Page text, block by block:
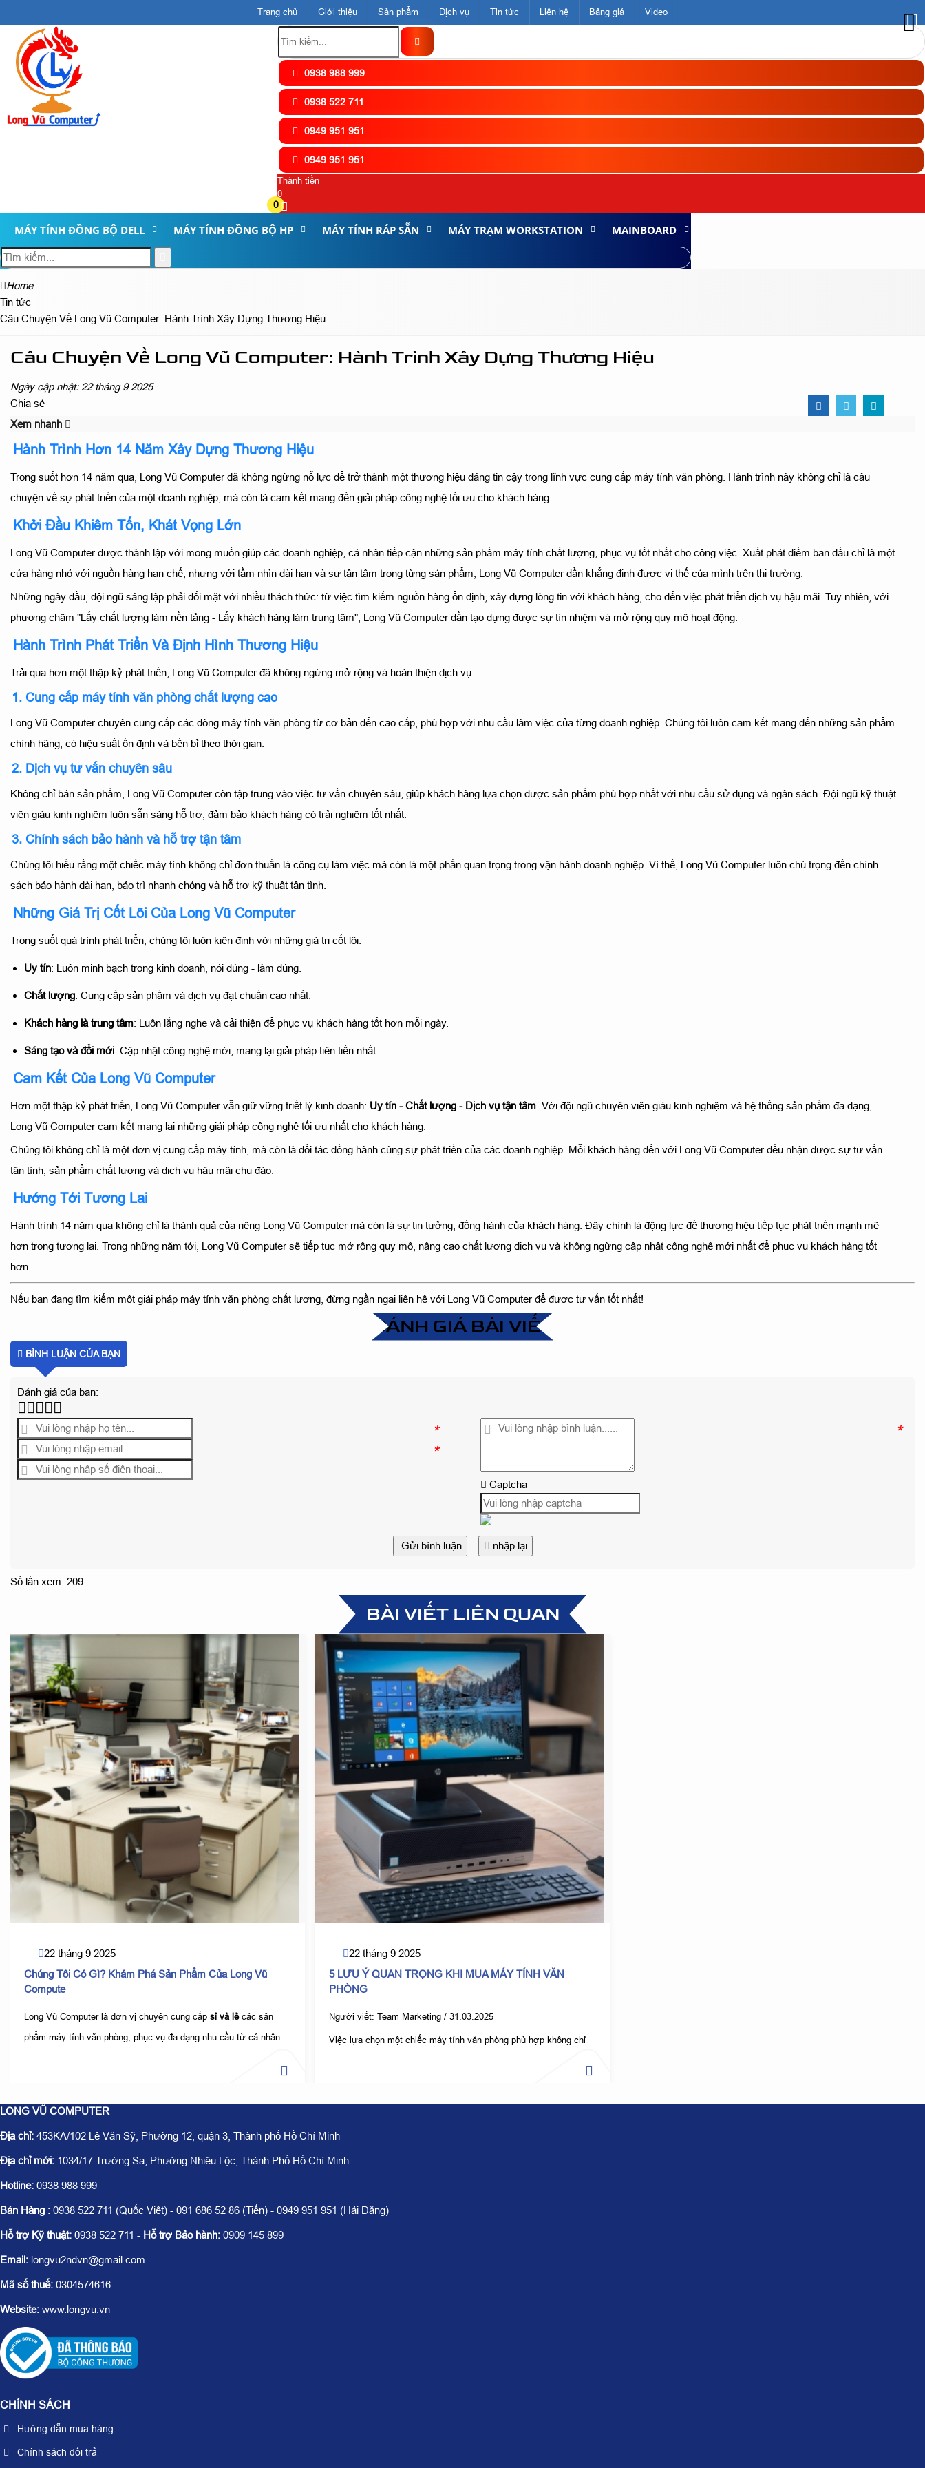
Trang chủ Giới thiệu Sản phẩm Dịch vụ Tin tức Liên hệ Bảng giá Video
0938 988 999
0938 522 711
0949 951 951
0949 951 951
Thành tiền
0
0
MÁY TÍNH ĐỒNG BỘ DELL MÁY TÍNH ĐỒNG BỘ HP MÁY TÍNH RÁP SẴN MÁY TRẠM WORKSTATION MAINBOARD
Home
Tin tức
Câu Chuyện Về Long Vũ Computer: Hành Trình Xây Dựng Thương Hiệu
Câu Chuyện Về Long Vũ Computer: Hành Trình Xây Dựng Thương Hiệu
Ngày cập nhật: 22 tháng 9 2025
Chia sẻ
Xem nhanh
Hành Trình Hơn 14 Năm Xây Dựng Thương Hiệu
Trong suốt hơn 14 năm qua, Long Vũ Computer đã không ngừng nỗ lực để trở thành một thương hiệu đáng tin cậy trong lĩnh vực cung cấp máy tính văn phòng. Hành trình này không chỉ là câu
chuyện về sự phát triển của một doanh nghiệp, mà còn là cam kết mang đến giải pháp công nghệ tối ưu cho khách hàng.
Khởi Đầu Khiêm Tốn, Khát Vọng Lớn
Long Vũ Computer được thành lập với mong muốn giúp các doanh nghiệp, cá nhân tiếp cận những sản phẩm máy tính chất lượng, phục vụ tốt nhất cho công việc. Xuất phát điểm ban đầu chỉ là một
cửa hàng nhỏ với nguồn hàng hạn chế, nhưng với tầm nhìn dài hạn và sự tận tâm trong từng sản phẩm, Long Vũ Computer dần khẳng định được vị thế của mình trên thị trường.
Những ngày đầu, đội ngũ sáng lập phải đối mặt với nhiều thách thức: từ việc tìm kiếm nguồn hàng ổn định, xây dựng lòng tin với khách hàng, cho đến việc phát triển dịch vụ hậu mãi. Tuy nhiên, với
phương châm "Lấy chất lượng làm nền tảng - Lấy khách hàng làm trung tâm", Long Vũ Computer dần tạo dựng được sự tín nhiệm và mở rộng quy mô hoạt động.
Hành Trình Phát Triển Và Định Hình Thương Hiệu
Trải qua hơn một thập kỷ phát triển, Long Vũ Computer đã không ngừng mở rộng và hoàn thiện dịch vụ:
1. Cung cấp máy tính văn phòng chất lượng cao
Long Vũ Computer chuyên cung cấp các dòng máy tính văn phòng từ cơ bản đến cao cấp, phù hợp với nhu cầu làm việc của từng doanh nghiệp. Chúng tôi luôn cam kết mang đến những sản phẩm
chính hãng, có hiệu suất ổn định và bền bỉ theo thời gian.
2. Dịch vụ tư vấn chuyên sâu
Không chỉ bán sản phẩm, Long Vũ Computer còn tập trung vào việc tư vấn chuyên sâu, giúp khách hàng lựa chọn được sản phẩm phù hợp nhất với nhu cầu sử dụng và ngân sách. Đội ngũ kỹ thuật
viên giàu kinh nghiệm luôn sẵn sàng hỗ trợ, đảm bảo khách hàng có trải nghiệm tốt nhất.
3. Chính sách bảo hành và hỗ trợ tận tâm
Chúng tôi hiểu rằng một chiếc máy tính không chỉ đơn thuần là công cụ làm việc mà còn là một phần quan trọng trong vận hành doanh nghiệp. Vì thế, Long Vũ Computer luôn chú trọng đến chính
sách bảo hành dài hạn, bảo trì nhanh chóng và hỗ trợ kỹ thuật tận tình.
Những Giá Trị Cốt Lõi Của Long Vũ Computer
Trong suốt quá trình phát triển, chúng tôi luôn kiên định với những giá trị cốt lõi:
Uy tín: Luôn minh bạch trong kinh doanh, nói đúng - làm đúng.
Chất lượng: Cung cấp sản phẩm và dịch vụ đạt chuẩn cao nhất.
Khách hàng là trung tâm: Luôn lắng nghe và cải thiện để phục vụ khách hàng tốt hơn mỗi ngày.
Sáng tạo và đổi mới: Cập nhật công nghệ mới, mang lại giải pháp tiên tiến nhất.
Cam Kết Của Long Vũ Computer
Hơn một thập kỷ phát triển, Long Vũ Computer vẫn giữ vững triết lý kinh doanh: Uy tín - Chất lượng - Dịch vụ tận tâm . Với đội ngũ chuyên viên giàu kinh nghiệm và hệ thống sản phẩm đa dạng,
Long Vũ Computer cam kết mang lại những giải pháp công nghệ tối ưu nhất cho khách hàng.
Chúng tôi không chỉ là một đơn vị cung cấp máy tính, mà còn là đối tác đồng hành cùng sự phát triển của các doanh nghiệp. Mỗi khách hàng đến với Long Vũ Computer đều nhận được sự tư vấn
tận tình, sản phẩm chất lượng và dịch vụ hậu mãi chu đáo.
Hướng Tới Tương Lai
Hành trình 14 năm qua không chỉ là thành quả của riêng Long Vũ Computer mà còn là sự tin tưởng, đồng hành của khách hàng. Đây chính là động lực để thương hiệu tiếp tục phát triển mạnh mẽ
hơn trong tương lai. Trong những năm tới, Long Vũ Computer sẽ tiếp tục mở rộng quy mô, nâng cao chất lượng dịch vụ và không ngừng cập nhật công nghệ mới nhất để phục vụ khách hàng tốt
hơn.
Nếu bạn đang tìm kiếm một giải pháp máy tính văn phòng chất lượng, đừng ngần ngại liên hệ với Long Vũ Computer để được tư vấn tốt nhất!
ĐÁNH GIÁ BÀI VIẾT
BÌNH LUẬN CỦA BẠN
Đánh giá của bạn:
*
*
*
Captcha
Gửi bình luận nhập lại
Số lần xem: 209
BÀI VIẾT LIÊN QUAN
22 tháng 9 2025
Chúng Tôi Có Gì? Khám Phá Sản Phẩm Của Long Vũ
Compute
Long Vũ Computer là đơn vị chuyên cung cấp sỉ và lẻcác sản
phẩm máy tính văn phòng, phục vụ đa dạng nhu cầu từ cá nhân
22 tháng 9 2025
5 LƯU Ý QUAN TRỌNG KHI MUA MÁY TÍNH VĂN
PHÒNG
Người viết: Team Marketing / 31.03.2025
Việc lựa chọn một chiếc máy tính văn phòng phù hợp không chỉ
phòng giúp bạn đạt hiệu quả tối đa.
LONG VŨ COMPUTER
Địa chỉ: 453KA/102 Lê Văn Sỹ, Phường 12, quận 3, Thành phố Hồ Chí Minh
Địa chỉ mới: 1034/17 Trường Sa, Phường Nhiêu Lộc, Thành Phố Hồ Chí Minh
Hotline: 0938 988 999
Bán Hàng : 0938 522 711 (Quốc Việt) - 091 686 52 86 (Tiến) - 0949 951 951 (Hải Đăng)
Hỗ trợ Kỹ thuật: 0938 522 711 - Hỗ trợ Bảo hành: 0909 145 899
Email: longvu2ndvn@gmail.com
Mã số thuế: 0304574616
Website: www.longvu.vn
CHÍNH SÁCH
Hướng dẫn mua hàng
Chính sách đổi trả